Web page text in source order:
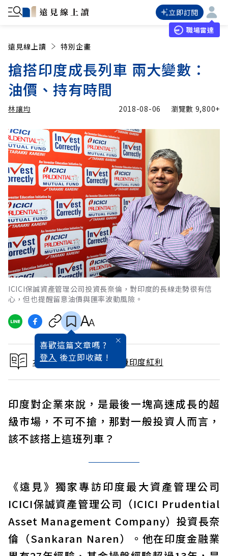
立即訂閱
職場雷達
遠見線上讀 特別企畫
搶搭印度成長列車 兩大變數：
油價、持有時間
林讓均
林讓均 加入追蹤
2018-08-06 瀏覽數 9,800+
ICICI保誠資產管理公司投資長奈倫，對印度的長線走勢很有信
心，但也提醒留意油價與匯率波動風險。
喜歡這篇文章嗎 ?
登入 後立即收藏 !
本文出自莫迪經濟學 搶賺印度紅利
印度對企業來說，是最後一塊高速成長的超
級市場，不可不搶，那對一般投資人而言，
該不該搭上這班列車？
《遠見》獨家專訪印度最大資產管理公司
ICICI保誠資產管理公司（ICICI Prudential
Asset Management Company）投資長奈
倫（Sankaran Naren）。他在印度金融業